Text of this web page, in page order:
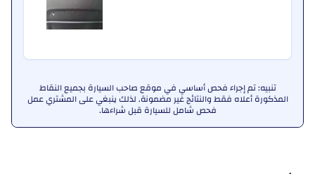
تنبيه: تم إجراء فحص أساسي في موقع صاحب السيارة بجميع النقاط
المذكورة أعلاه فقط والنتائج غير مضمونة. لذلك ينبغي على المشتري عمل
فحص شامل للسيارة قبل شراءها.